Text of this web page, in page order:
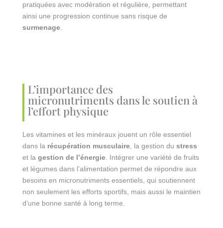
pratiquées avec modération et régulière, permettant
ainsi une progression continue sans risque de
surmenage.
L’importance des
micronutriments dans le soutien à
l’effort physique
Les vitamines et les minéraux jouent un rôle essentiel
dans la récupération musculaire, la gestion du stress
et la gestion de l’énergie. Intégrer une variété de fruits
et légumes dans l’alimentation permet de répondre aux
besoins en micronutriments essentiels, qui soutiennent
non seulement les efforts sportifs, mais aussi le maintien
d’une bonne santé à long terme.